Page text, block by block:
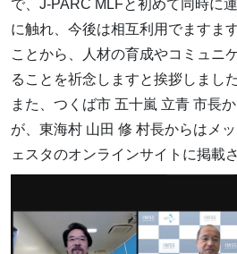
で、J-PARC MLFと初めて同時に
に触れ、今後は相互利用でますま
ことから、人材の育成やコミュニ
ることを祈念しますと挨拶しました
また、つくば市 五十嵐 立青 市長
が、東海村 山田 修 村長からはメ
ェスタのオンラインサイトに掲載